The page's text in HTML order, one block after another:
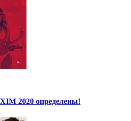
2020 определены!